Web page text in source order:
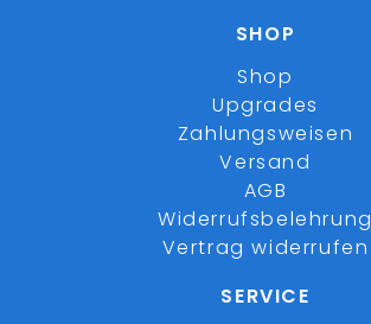
SHOP
Shop
Upgrades
Zahlungsweisen
Versand
AGB
Widerrufsbelehrung
Vertrag widerrufen
SERVICE